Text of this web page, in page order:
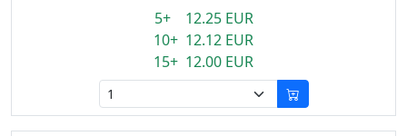
5+ 12.25 EUR
10+ 12.12 EUR
15+ 12.00 EUR